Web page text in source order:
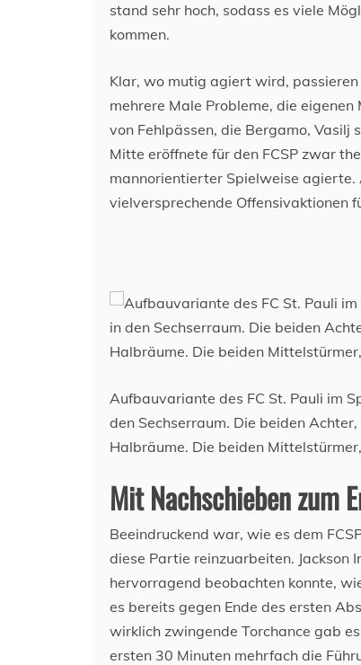
stand sehr hoch, sodass es viele
kommen.
Klar, wo mutig agiert wird, passieren
mehrere Male Probleme, die
von Fehlpässen, die Bergamo, Vasilj
Mitte eröffnete für den FCSP zwar
mannorientierter Spielweise agierte.
vielversprechende Offensivaktionen
Aufbauvariante des FC St. Pauli im
den Sechserraum. Die beiden
Halbräume. Die beiden
Mit Nachschieben zum
Beeindruckend war, wie es dem
diese Partie reinzuarbeiten. Jackson
hervorragend beobachten konnte,
es bereits gegen Ende des ersten
wirklich zwingende Torchance gab
ersten 30 Minuten mehrfach die